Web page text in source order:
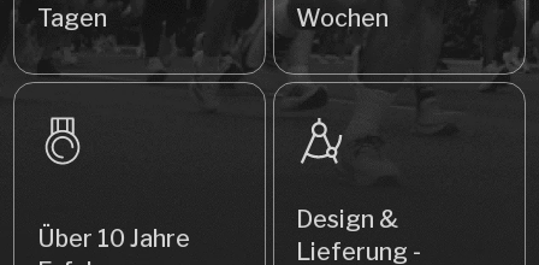
Veranstalter, die uns vertrauen